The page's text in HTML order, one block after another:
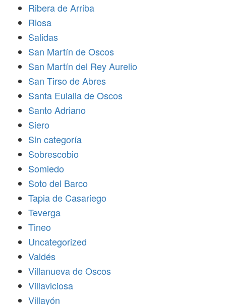
Ribera de Arriba
Riosa
Salidas
San Martín de Oscos
San Martín del Rey Aurelio
San Tirso de Abres
Santa Eulalia de Oscos
Santo Adriano
Siero
Sin categoría
Sobrescobio
Somiedo
Soto del Barco
Tapia de Casariego
Teverga
Tineo
Uncategorized
Valdés
Villanueva de Oscos
Villaviciosa
Villayón